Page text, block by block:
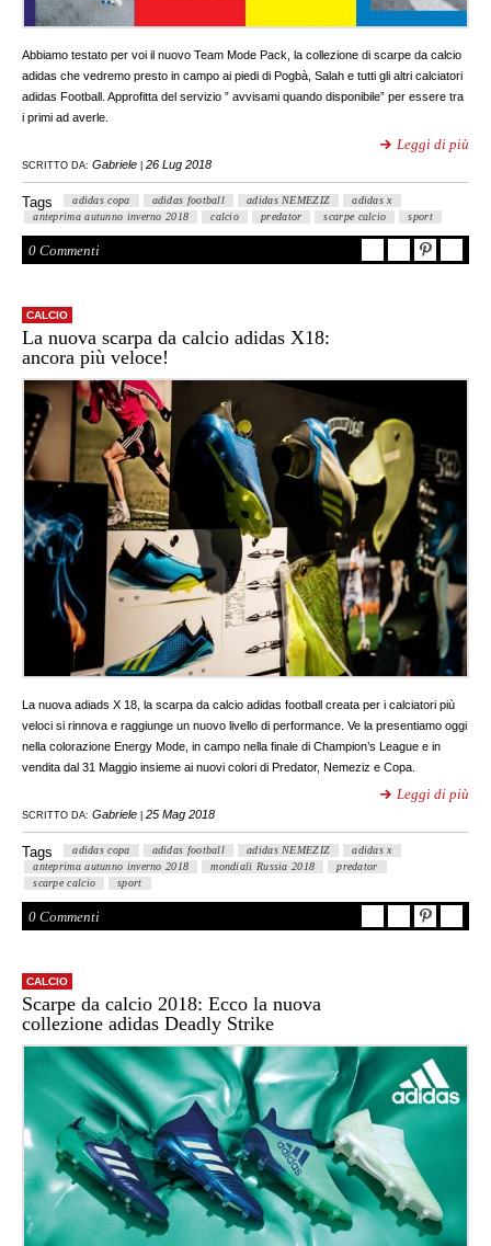
Abbiamo testato per voi il nuovo Team Mode Pack, la collezione di scarpe da calcio
adidas che vedremo presto in campo ai piedi di Pogbà, Salah e tutti gli altri calciatori
adidas Football. Approfitta del servizio ” avvisami quando disponibile” per essere tra
i primi ad averle.
Leggi di più
SCRITTO DA: Gabriele 26 Lug 2018
Tags adidas copa adidas football adidas NEMEZIZ
adidas x
anteprima autunno inverno 2018
calcio predator scarpe calcio sport
0 Commenti
CALCIO
La nuova scarpa da calcio adidas X18:
ancora più veloce!
La nuova adiads X 18, la scarpa da calcio adidas football creata per i calciatori più
veloci si rinnova e raggiunge un nuovo livello di performance. Ve la presentiamo oggi
nella colorazione Energy Mode, in campo nella finale di Champion’s League e in
vendita dal 31 Maggio insieme ai nuovi colori di Predator, Nemeziz e Copa.
Leggi di più
SCRITTO DA: Gabriele 25 Mag 2018
Tags adidas copa adidas football adidas NEMEZIZ
adidas x
anteprima autunno inverno 2018
mondiali Russia 2018
predator
scarpe calcio
sport
0 Commenti
CALCIO
Scarpe da calcio 2018: Ecco la nuova
collezione adidas Deadly Strike